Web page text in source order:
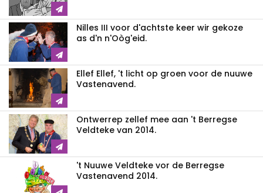
Nilles III voor d'achtste keer wir gekoze
as d'n n'Oòg'eid.
Ellef Ellef, 't licht op groen voor de nuuwe
Vastenavend.
Ontwerrep zellef mee aan 't Berregse
Veldteke van 2014.
't Nuuwe Veldteke vor de Berregse
Vastenavend 2014.